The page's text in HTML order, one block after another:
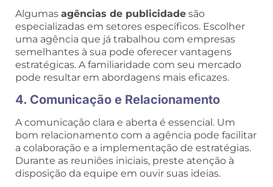
Algumas agências de publicidade são
especializadas em setores específicos. Escolher
uma agência que já trabalhou com empresas
semelhantes à sua pode oferecer vantagens
estratégicas. A familiaridade com seu mercado
pode resultar em abordagens mais eficazes.
4. Comunicação e Relacionamento
A comunicação clara e aberta é essencial. Um
bom relacionamento com a agência pode facilitar
a colaboração e a implementação de estratégias.
Durante as reuniões iniciais, preste atenção à
disposição da equipe em ouvir suas ideias.